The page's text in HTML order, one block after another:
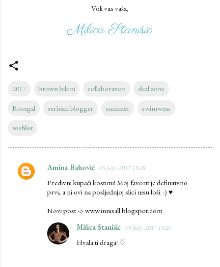
Voli vas vaša,
2017 brown bikini collaboration deal zone
Rosegal serbian blogger summer swimwear
wishlist
C
Amina Bahović 05 July, 2017 13:18
Predivni kupaći kostimi! Moj favorit je definitivno
prvi, a ni ovi na posljednjoj slici nisu loši. :) ♥
Novi post -> www.innisall.blogspot.com
Milica Stanišić 05 July, 2017 13:20
Hvala ti draga! ♡